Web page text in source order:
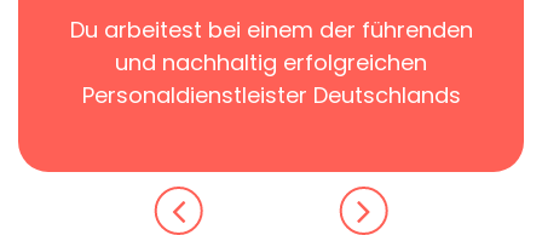
Du arbeitest bei einem der führenden
und nachhaltig erfolgreichen
Personaldienstleister Deutschlands